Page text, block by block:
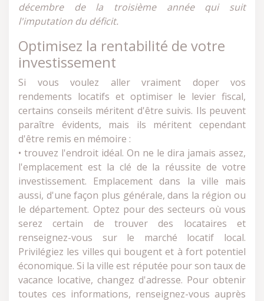
décembre de la troisième année qui suit
l'imputation du déficit.
Optimisez la rentabilité de votre
investissement
Si vous voulez aller vraiment doper vos
rendements locatifs et optimiser le levier fiscal,
certains conseils méritent d'être suivis. Ils peuvent
paraître évidents, mais ils méritent cependant
d'être remis en mémoire :
• trouvez l'endroit idéal. On ne le dira jamais assez,
l'emplacement est la clé de la réussite de votre
investissement. Emplacement dans la ville mais
aussi, d'une façon plus générale, dans la région ou
le département. Optez pour des secteurs où vous
serez certain de trouver des locataires et
renseignez-vous sur le marché locatif local.
Privilégiez les villes qui bougent et à fort potentiel
économique. Si la ville est réputée pour son taux de
vacance locative, changez d'adresse. Pour obtenir
toutes ces informations, renseignez-vous auprès